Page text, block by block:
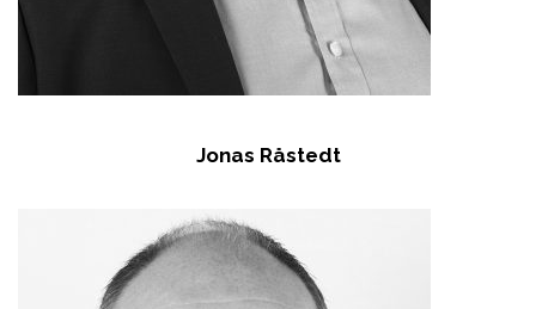
Jonas Råstedt